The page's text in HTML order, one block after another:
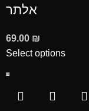
אלתר
69.00 ₪
Select options